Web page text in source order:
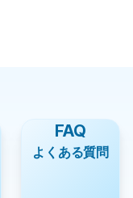
FAQ
よくある質問